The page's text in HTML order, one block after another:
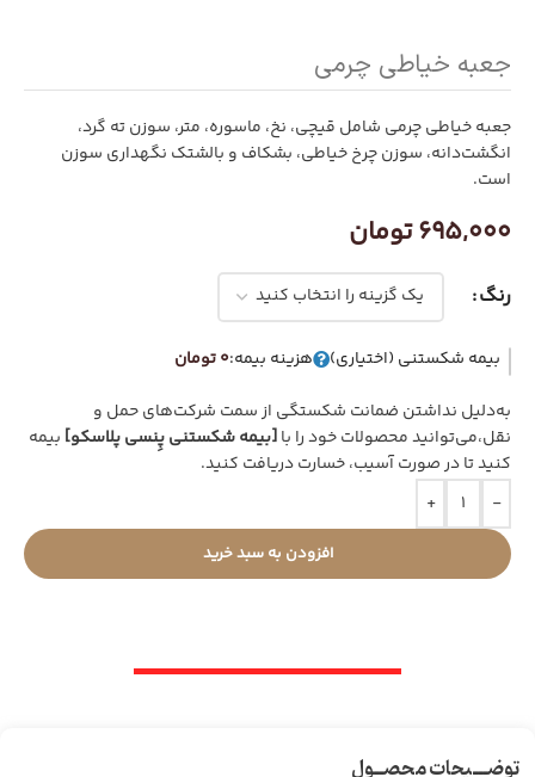
جعبه خیاطی چرمی
جعبه خیاطی چرمی شامل قیچی، نخ، ماسوره، متر، سوزن ته گرد،
انگشت‌دانه، سوزن چرخ خیاطی، بشکاف و بالشتک نگهداری سوزن
است.
695,000تومان
رنگ
به‌دلیل نداشتن ضمانت شکستگی از سمت شرکت‌های حمل و
نقل،می‌توانید محصولات خود را با[بیمه شکستنی پِنسی پلاسکو] بیمه
کنید تا در صورت آسیب، خسارت دریافت کنید.
بیمه شکستنی (اختیاری) هزینه بیمه:0 تومان
-
+
افزودن به سبد خرید